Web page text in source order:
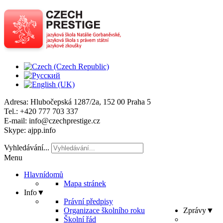
Adresa: Hlubočepská 1287/2a, 152 00 Praha 5
Tel.: +420 777 703 337
E-mail: info@czechprestige.cz
Skype: ajpp.info
Vyhledávání...
Menu
Hlavnídomů
Mapa stránek
Info▼
Právní předpisy
Organizace školního roku
Školní řád
Zprávy▼